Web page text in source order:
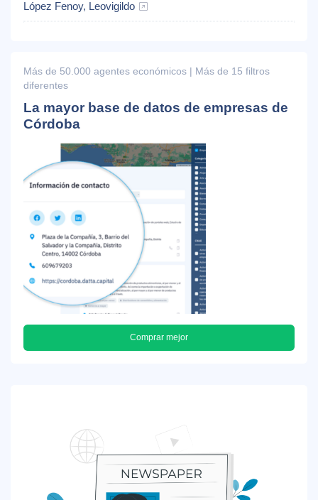
López Fenoy, Leovigildo
Más de 50.000 agentes económicos | Más de 15 filtros
diferentes
La mayor base de datos de empresas de
Córdoba
Comprar mejor